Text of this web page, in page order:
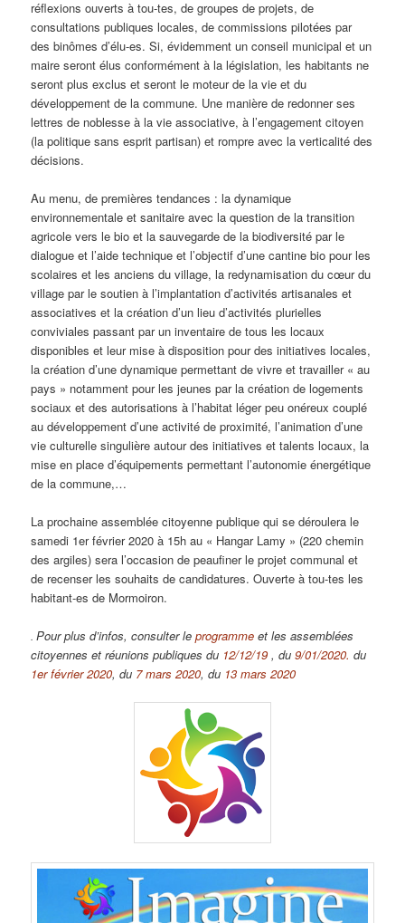
réflexions ouverts à tou-tes, de groupes de projets, de
consultations publiques locales, de commissions pilotées par
des binômes d’élu-es. Si, évidemment un conseil municipal et un
maire seront élus conformément à la législation, les habitants ne
seront plus exclus et seront le moteur de la vie et du
développement de la commune. Une manière de redonner ses
lettres de noblesse à la vie associative, à l’engagement citoyen
(la politique sans esprit partisan) et rompre avec la verticalité des
décisions.
Au menu, de premières tendances : la dynamique
environnementale et sanitaire avec la question de la transition
agricole vers le bio et la sauvegarde de la biodiversité par le
dialogue et l’aide technique et l’objectif d’une cantine bio pour les
scolaires et les anciens du village, la redynamisation du cœur du
village par le soutien à l’implantation d’activités artisanales et
associatives et la création d’un lieu d’activités plurielles
conviviales passant par un inventaire de tous les locaux
disponibles et leur mise à disposition pour des initiatives locales,
la création d’une dynamique permettant de vivre et travailler « au
pays » notamment pour les jeunes par la création de logements
sociaux et des autorisations à l’habitat léger peu onéreux couplé
au développement d’une activité de proximité, l’animation d’une
vie culturelle singulière autour des initiatives et talents locaux, la
mise en place d’équipements permettant l’autonomie énergétique
de la commune,…
La prochaine assemblée citoyenne publique qui se déroulera le
samedi 1er février 2020 à 15h au « Hangar Lamy » (220 chemin
des argiles) sera l’occasion de peaufiner le projet communal et
de recenser les souhaits de candidatures. Ouverte à tou-tes les
habitant-es de Mormoiron.
.Pour plus d’infos, consulter leprogramme et les assemblées
citoyennes et réunions publiques du 12/12/19 , du9/01/2020. du
1er février 2020, du 7 mars 2020, du 13 mars 2020